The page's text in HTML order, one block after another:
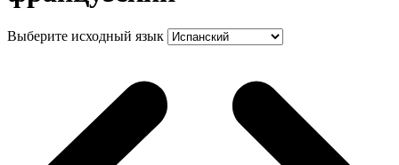
Выберите исходный язык